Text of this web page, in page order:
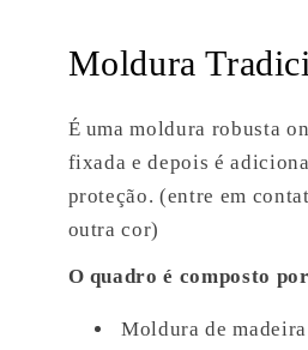
Moldura
É uma moldura robusta
fixada e depois é
proteção. (entre em
outra cor)
O quadro é composto
Moldura de